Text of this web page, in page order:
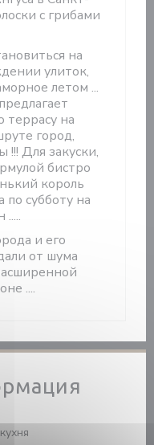
с грибами
на
улиток,
летом ...
террасу на
город,
Для закуски,
бистро
король
субботу на
и его
от шума
....